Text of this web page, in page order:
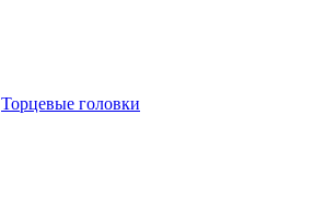
Торцевые головки